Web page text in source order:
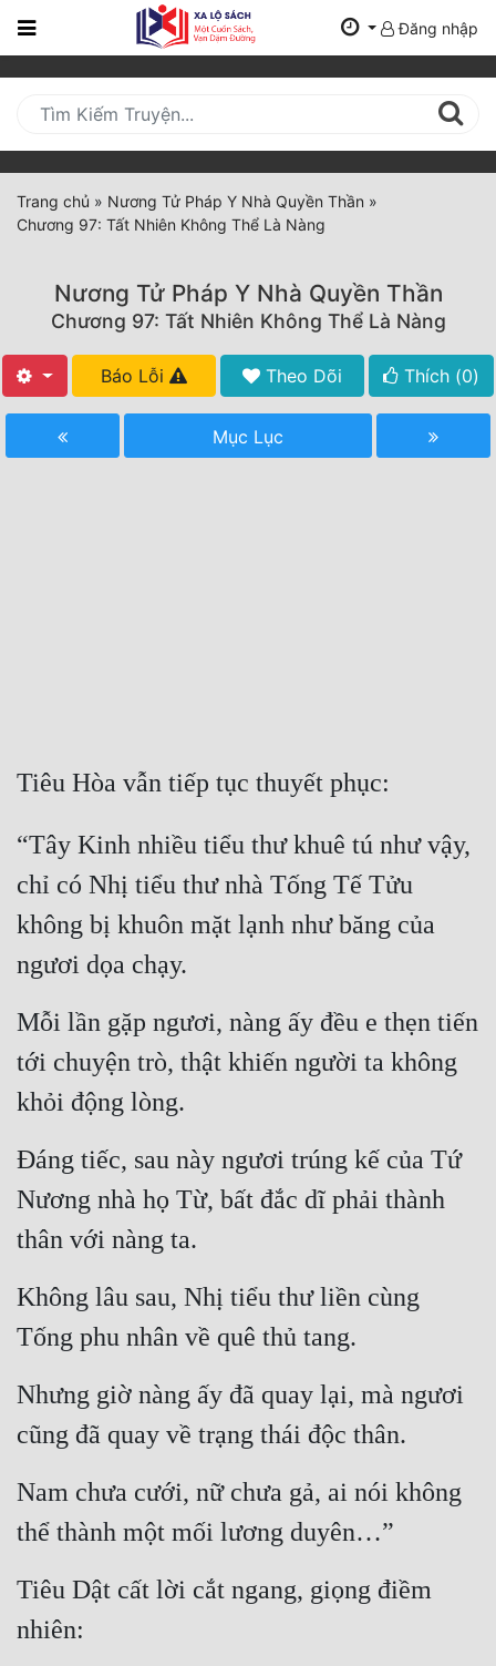
Trang
Mới
Cập
Nhật
(current)
Thể Loại
Tất Cả
Hoàn Thành
Xa Lộ Dịch
Cung Đấu
Cạnh Kỹ
Cổ Tiên Hiệp
Cổ Đại
Du Hí
Dã Sử
Dị Năng
Gia Đấu
Huyền Nghi
Huyền Ảo
Hài Hước
Hệ Thống
Học Đường
Khoa Huyễn
Đăng nhập
Trang chủ » Nương Tử Pháp Y Nhà Quyền Thần »
Chương 97: Tất Nhiên Không Thể Là Nàng
Nương Tử Pháp Y Nhà Quyền Thần
Chương 97: Tất Nhiên Không Thể Là Nàng
Báo Lỗi Theo Dõi Thích (0)
Mục Lục
Tiêu Hòa vẫn tiếp tục thuyết phục:
“Tây Kinh nhiều tiểu thư khuê tú như vậy,
chỉ có Nhị tiểu thư nhà Tống Tế Tửu
không bị khuôn mặt lạnh như băng của
ngươi dọa chạy.
Mỗi lần gặp ngươi, nàng ấy đều e thẹn tiến
tới chuyện trò, thật khiến người ta không
khỏi động lòng.
Đáng tiếc, sau này ngươi trúng kế của Tứ
Nương nhà họ Từ, bất đắc dĩ phải thành
thân với nàng ta.
Không lâu sau, Nhị tiểu thư liền cùng
Tống phu nhân về quê thủ tang.
Nhưng giờ nàng ấy đã quay lại, mà ngươi
cũng đã quay về trạng thái độc thân.
Nam chưa cưới, nữ chưa gả, ai nói không
thể thành một mối lương duyên…”
Tiêu Dật cất lời cắt ngang, giọng điềm
nhiên: